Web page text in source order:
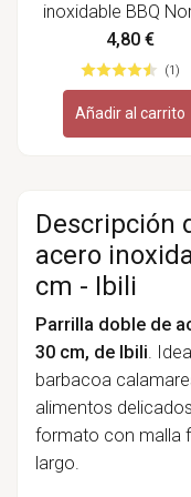
inoxidable BBQ
con mango de
32 cm - Lacor
4,80 €
(1)
Añadir al carrito
Descripción
acero
cm - Ibili
Parrilla doble de
30 cm, de Ibili.
barbacoa
alimentos
formato con malla
largo.